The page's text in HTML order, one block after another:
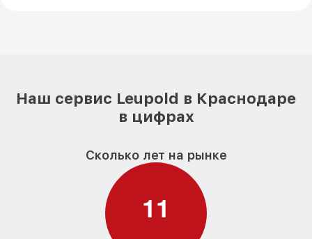
Наш сервис Leupold в Краснодаре
в цифрах
Сколько лет на рынке
11